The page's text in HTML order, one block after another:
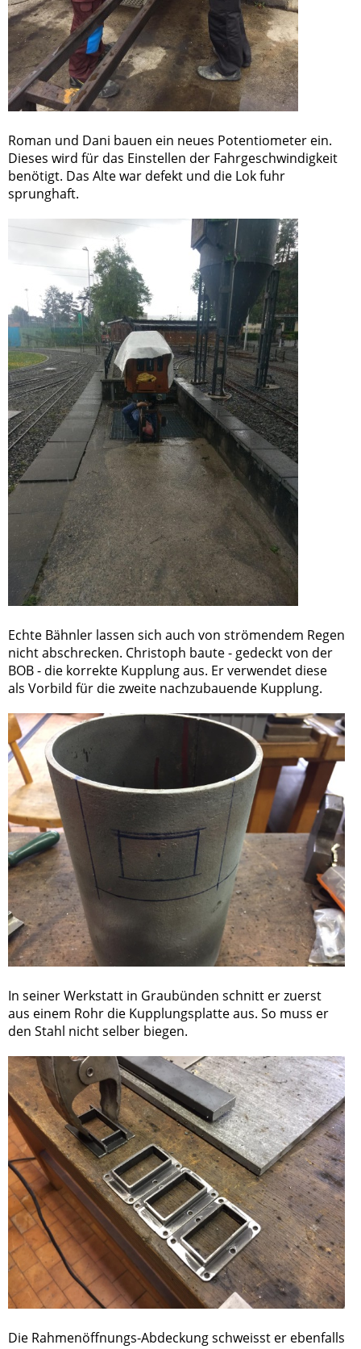
Roman und Dani bauen ein neues Potentiometer ein.
Dieses wird für das Einstellen der Fahrgeschwindigkeit
benötigt. Das Alte war defekt und die Lok fuhr
sprunghaft.
Echte Bähnler lassen sich auch von strömendem Regen
nicht abschrecken. Christoph baute - gedeckt von der
BOB - die korrekte Kupplung aus. Er verwendet diese
als Vorbild für die zweite nachzubauende Kupplung.
In seiner Werkstatt in Graubünden schnitt er zuerst
aus einem Rohr die Kupplungsplatte aus. So muss er
den Stahl nicht selber biegen.
Die Rahmenöffnungs-Abdeckung schweisst er ebenfalls